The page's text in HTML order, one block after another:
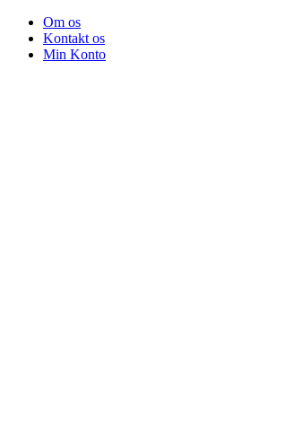
Om os
Kontakt os
Min Konto